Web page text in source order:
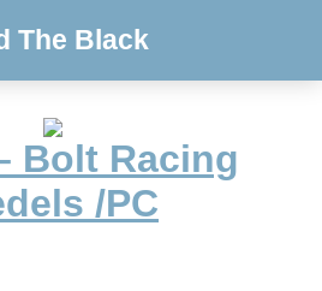
The Black
Bolt Racing
/PC